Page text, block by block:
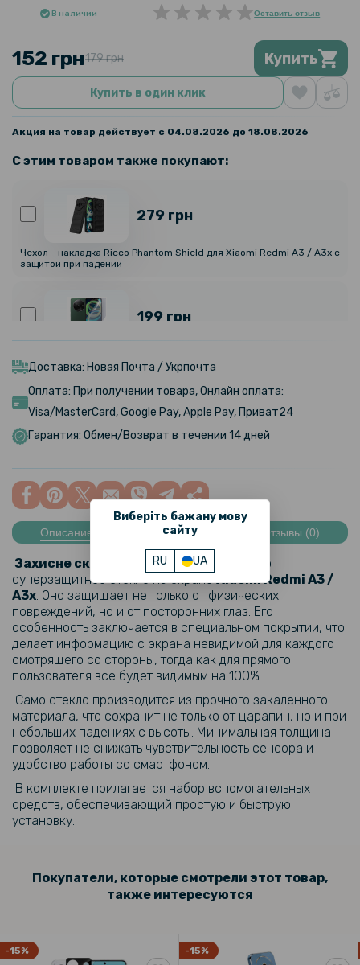
Виберіть бажану мову
сайту
RU UA
В наличии Оставить отзыв
152 грн179 грн Купить
Купить в один клик
Акция на товар действует с 04.08.2026 до 18.08.2026
С этим товаром также покупают:
279 грн
Чехол - накладка Ricco Phantom Shield для Xiaomi Redmi A3 / A3x с
защитой при падении
199 грн
Redmi A3, Transparent
299 грн
399 грн
Гидрогелевая пленка iNobi Privacy Matte для Xiaomi Redmi A3
(Антишпион)
199 грн
Противоударная гидрогелевая пленка Hydrogel Film для Xiaomi
Redmi A3 на заднюю панель, Transparent
299 грн
Гидрогелевая пленка iNobi Matte для Xiaomi Redmi A3 на заднюю
панель, Матовая
280 грн
279 грн
Кожаный чехол - накладка Fanoya для Xiaomi Redmi A3 / A3x
Доставка: Новая Почта / Укрпочта
Оплата: При получении товара, Онлайн оплата:
Visa/MasterCard, Google Pay, Apple Pay, Приват24
Гарантия: Обмен/Возврат в течении 14 дней
Описание Характеристики Отзывы (0)
Захисне скло Privacy Full Screen
– это
суперзащитное стекло на экранеXiaomi Redmi A3 /
A3x. Оно защищает не только от физических
повреждений, но и от посторонних глаз. Его
особенность заключается в специальном покрытии, что
делает информацию с экрана невидимой для каждого
смотрящего со стороны, тогда как для прямого
пользователя все будет видимым на 100%.
Само стекло производится из прочного закаленного
материала, что сохранит не только от царапин, но и при
небольших падениях с высоты. Минимальная толщина
позволяет не снижать чувствительность сенсора и
удобство работы со смартфоном.
В комплекте прилагается набор вспомогательных
средств, обеспечивающий простую и быструю
установку.
Покупатели, которые смотрели этот товар,
также интересуются
-15% -15%